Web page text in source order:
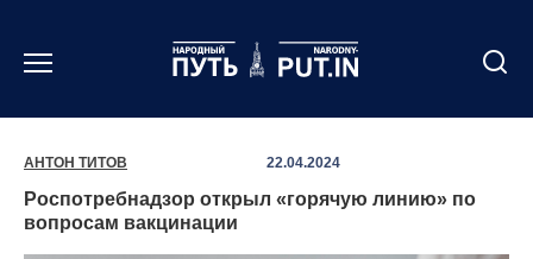
содержанию
АНТОН ТИТОВ 22.04.2024
Роспотребнадзор открыл «горячую линию» по
вопросам вакцинации